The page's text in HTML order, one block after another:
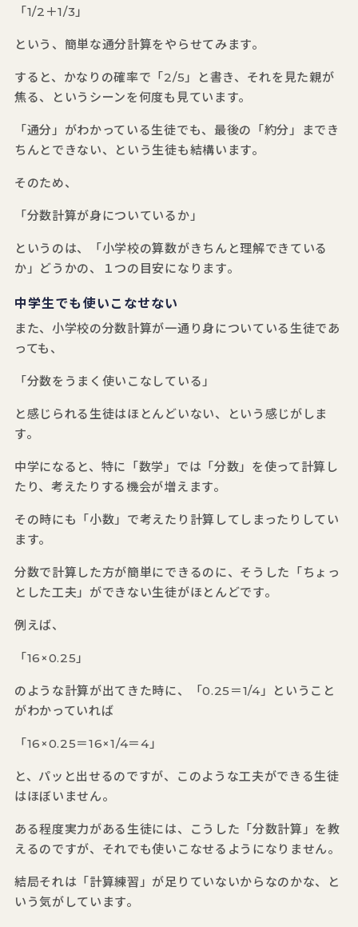
「1/2＋1/3」
という、簡単な通分計算をやらせてみます。
すると、かなりの確率で「2/5」と書き、それを見た親が
焦る、というシーンを何度も見ています。
「通分」がわかっている生徒でも、最後の「約分」までき
ちんとできない、という生徒も結構います。
そのため、
「分数計算が身についているか」
というのは、「小学校の算数がきちんと理解できている
か」どうかの、１つの目安になります。
中学生でも使いこなせない
また、小学校の分数計算が一通り身についている生徒であ
っても、
「分数をうまく使いこなしている」
と感じられる生徒はほとんどいない、という感じがしま
す。
中学になると、特に「数学」では「分数」を使って計算し
たり、考えたりする機会が増えます。
その時にも「小数」で考えたり計算してしまったりしてい
ます。
分数で計算した方が簡単にできるのに、そうした「ちょっ
とした工夫」ができない生徒がほとんどです。
例えば、
「16×0.25」
のような計算が出てきた時に、「0.25＝1/4」ということ
がわかっていれば
「16×0.25＝16×1/4＝4」
と、パッと出せるのですが、このような工夫ができる生徒
はほぼいません。
ある程度実力がある生徒には、こうした「分数計算」を教
えるのですが、それでも使いこなせるようになりません。
結局それは「計算練習」が足りていないからなのかな、と
いう気がしています。